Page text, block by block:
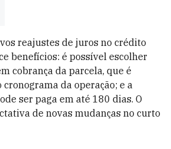
reajustes de juros no crédito
benefícios: é possível escolher
cobrança da parcela, que é
da operação; e a
ser paga em até 180 dias. O
de novas mudanças no curto